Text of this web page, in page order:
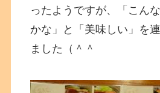
ったようですが、「こん
かな」と「美味しい」を
ました（＾＾